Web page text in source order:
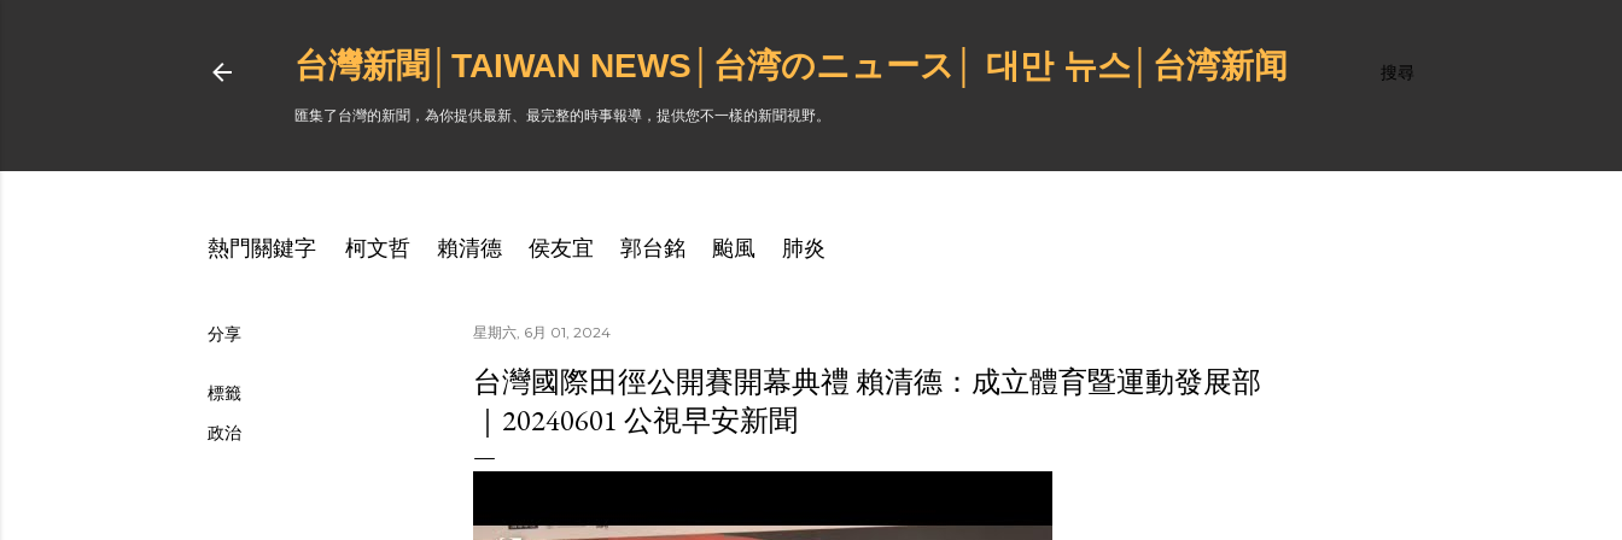
搜尋
台灣新聞│TAIWAN NEWS│台湾のニュース│ 대만 뉴스│台湾新闻
匯集了台灣的新聞，為你提供最新、最完整的時事報導，提供您不一樣的新聞視野。
熱門關鍵字 柯文哲 賴清德 侯友宜 郭台銘 颱風 肺炎
分享
標籤
政治
星期六, 6月 01, 2024
台灣國際田徑公開賽開幕典禮 賴清德：成立體育暨運動發展部
｜20240601 公視早安新聞